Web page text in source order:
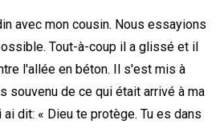
avec mon cousin. Nous essayions
Tout-à-coup il a glissé et il
l'allée en béton. Il s'est mis à
souvenu de ce qui était arrivé à ma
dit: « Dieu te protège. Tu es dans